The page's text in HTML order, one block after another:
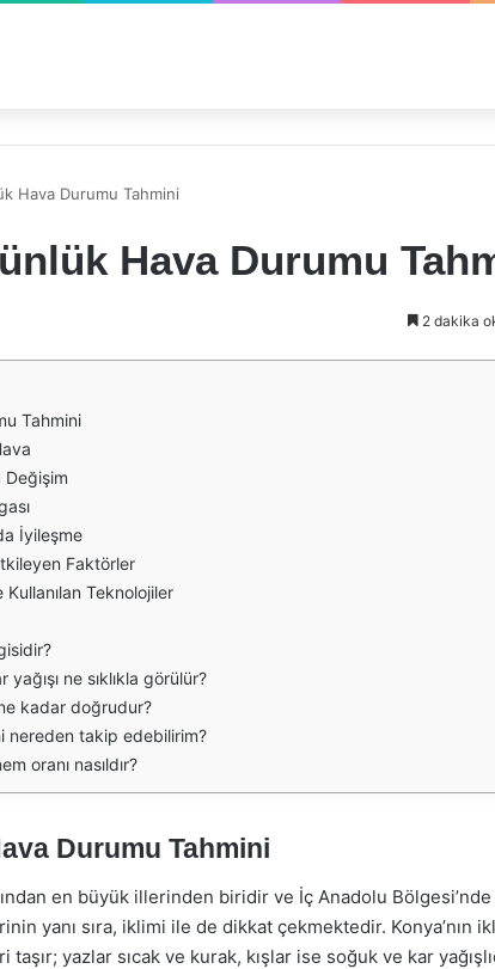
Hava Durumu Tahmini
Hava Durumu
2 dakika
Tahmini
Değişim
İyileşme
Faktörler
Teknolojiler
ne sıklıkla görülür?
kadar doğrudur?
nereden takip edebilirim?
oranı nasıldır?
Durumu Tahmini
en büyük illerinden biridir ve İç Anadolu Bölgesi’nde
yanı sıra, iklimi ile de dikkat çekmektedir. Konya’nın
yazlar sıcak ve kurak, kışlar ise soğuk ve kar